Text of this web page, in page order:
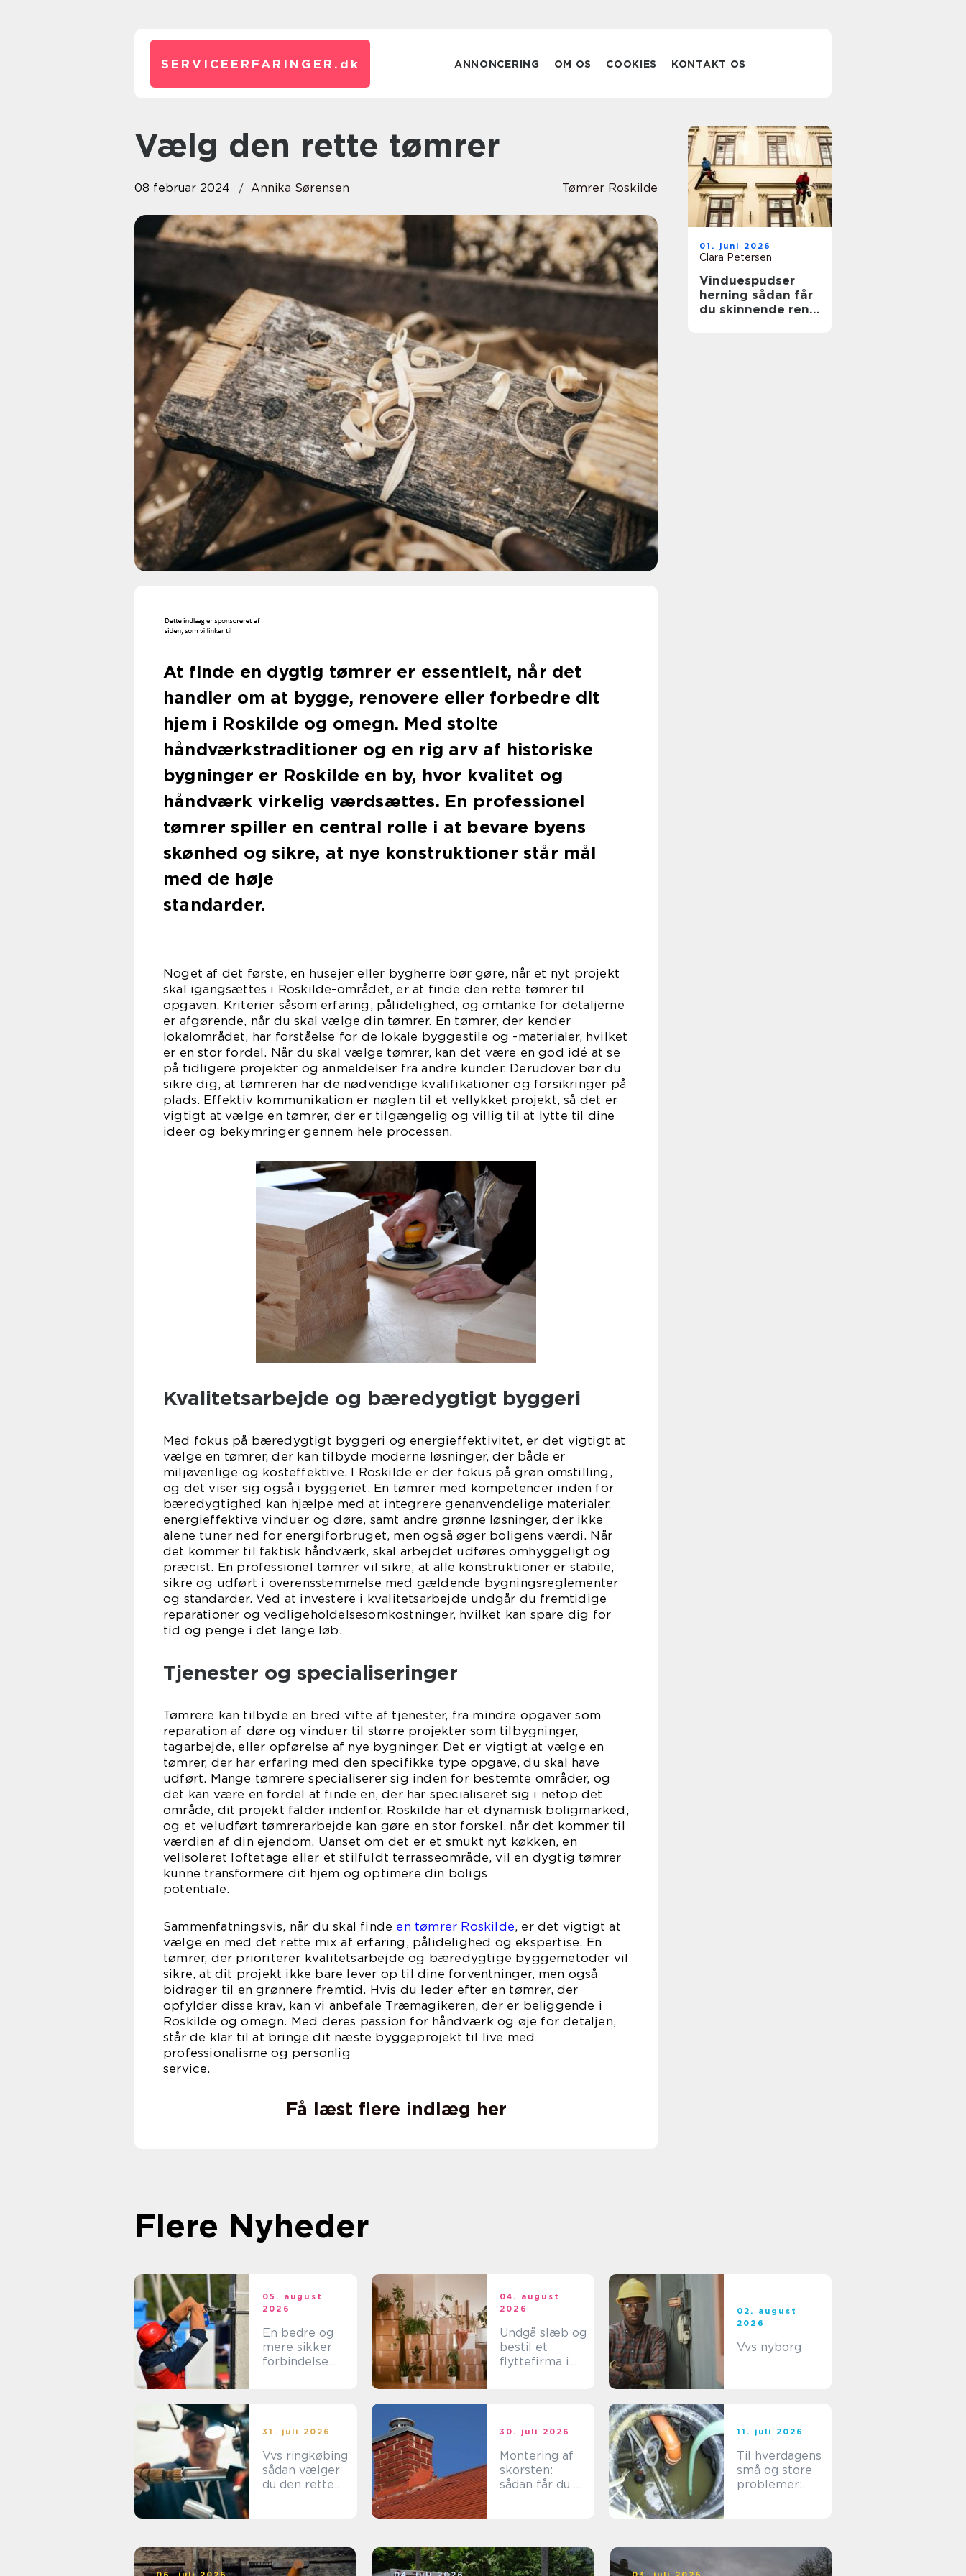
SERVICEERFARINGER. dk ANNONCERING OM OS COOKIES KONTAKT OS
Vælg den rette tømrer
08 februar 2024 Annika Sørensen Tømrer Roskilde
At finde en dygtig tømrer er essentielt, når det
handler om at bygge, renovere eller forbedre dit
hjem i Roskilde og omegn. Med stolte
håndværkstraditioner og en rig arv af historiske
bygninger er Roskilde en by, hvor kvalitet og
håndværk virkelig værdsættes. En professionel
tømrer spiller en central rolle i at bevare byens
skønhed og sikre, at nye konstruktioner står mål
med de høje
standarder.
Noget af det første, en husejer eller bygherre bør gøre, når et nyt projekt
skal igangsættes i Roskilde-området, er at finde den rette tømrer til
opgaven. Kriterier såsom erfaring, pålidelighed, og omtanke for detaljerne
er afgørende, når du skal vælge din tømrer. En tømrer, der kender
lokalområdet, har forståelse for de lokale byggestile og -materialer, hvilket
er en stor fordel. Når du skal vælge tømrer, kan det være en god idé at se
på tidligere projekter og anmeldelser fra andre kunder. Derudover bør du
sikre dig, at tømreren har de nødvendige kvalifikationer og forsikringer på
plads. Effektiv kommunikation er nøglen til et vellykket projekt, så det er
vigtigt at vælge en tømrer, der er tilgængelig og villig til at lytte til dine
ideer og bekymringer gennem hele processen.
Kvalitetsarbejde og bæredygtigt byggeri
Med fokus på bæredygtigt byggeri og energieffektivitet, er det vigtigt at
vælge en tømrer, der kan tilbyde moderne løsninger, der både er
miljøvenlige og kosteffektive. I Roskilde er der fokus på grøn omstilling,
og det viser sig også i byggeriet. En tømrer med kompetencer inden for
bæredygtighed kan hjælpe med at integrere genanvendelige materialer,
energieffektive vinduer og døre, samt andre grønne løsninger, der ikke
alene tuner ned for energiforbruget, men også øger boligens værdi. Når
det kommer til faktisk håndværk, skal arbejdet udføres omhyggeligt og
præcist. En professionel tømrer vil sikre, at alle konstruktioner er stabile,
sikre og udført i overensstemmelse med gældende bygningsreglementer
og standarder. Ved at investere i kvalitetsarbejde undgår du fremtidige
reparationer og vedligeholdelsesomkostninger, hvilket kan spare dig for
tid og penge i det lange løb.
Tjenester og specialiseringer
Tømrere kan tilbyde en bred vifte af tjenester, fra mindre opgaver som
reparation af døre og vinduer til større projekter som tilbygninger,
tagarbejde, eller opførelse af nye bygninger. Det er vigtigt at vælge en
tømrer, der har erfaring med den specifikke type opgave, du skal have
udført. Mange tømrere specialiserer sig inden for bestemte områder, og
det kan være en fordel at finde en, der har specialiseret sig i netop det
område, dit projekt falder indenfor. Roskilde har et dynamisk boligmarked,
og et veludført tømrerarbejde kan gøre en stor forskel, når det kommer til
værdien af din ejendom. Uanset om det er et smukt nyt køkken, en
velisoleret loftetage eller et stilfuldt terrasseområde, vil en dygtig tømrer
kunne transformere dit hjem og optimere din boligs
potentiale.
Sammenfatningsvis, når du skal finde en tømrer Roskilde, er det vigtigt at
vælge en med det rette mix af erfaring, pålidelighed og ekspertise. En
tømrer, der prioriterer kvalitetsarbejde og bæredygtige byggemetoder vil
sikre, at dit projekt ikke bare lever op til dine forventninger, men også
bidrager til en grønnere fremtid. Hvis du leder efter en tømrer, der
opfylder disse krav, kan vi anbefale Træmagikeren, der er beliggende i
Roskilde og omegn. Med deres passion for håndværk og øje for detaljen,
står de klar til at bringe dit næste byggeprojekt til live med
professionalisme og personlig
service.
Få læst flere indlæg her
01. juni 2026
Clara Petersen
Vinduespudser
herning sådan får
du skinnende rene
Flere Nyheder
05. august
2026
En bedre og
mere sikker
forbindelse
04. august
2026
Undgå slæb og
bestil et
flyttefirma i
02. august
2026
Vvs nyborg
31. juli 2026
Vvs ringkøbing
sådan vælger
du den rette
30. juli 2026
Montering af
skorsten:
sådan får du et
11. juli 2026
Til hverdagens
små og store
problemer: